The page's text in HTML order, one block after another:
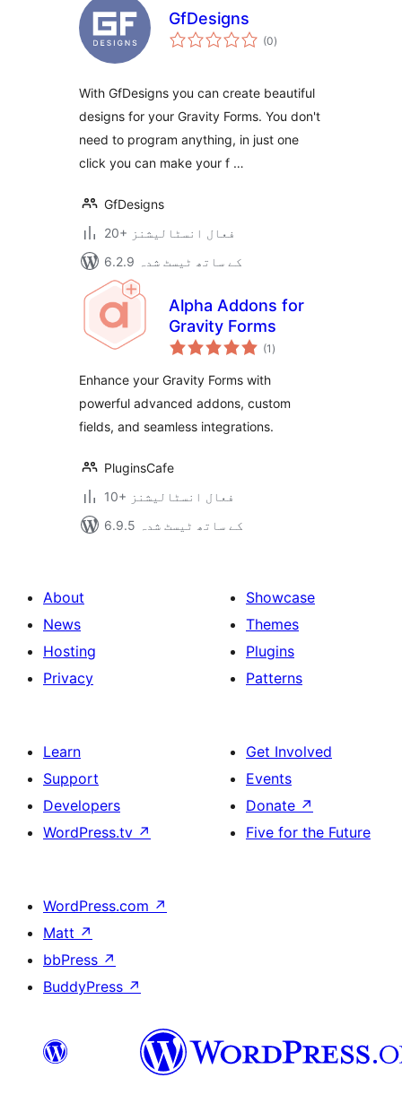
GfDesigns
(0مجموعی
درجہ
)
With GfDesigns you can create beautiful
designs for your Gravity Forms. You don't
need to program anything, in just one
click you can make your f …
GfDesigns
20+ فعال انسٹالیشنز
6.2.9 کے ساتھ ٹیسٹ شدہ
Alpha Addons for
Gravity Forms
(1 مجموعی
درجہ
)
Enhance your Gravity Forms with
powerful advanced addons, custom
fields, and seamless integrations.
PluginsCafe
10+ فعال انسٹالیشنز
6.9.5 کے ساتھ ٹیسٹ شدہ
About
News
Hosting
Privacy
Showcase
Themes
Plugins
Patterns
Learn
Support
Developers
WordPress.tv ↗
Get Involved
Events
Donate ↗
Five for the Future
WordPress.com ↗
Matt ↗
bbPress ↗
BuddyPress ↗